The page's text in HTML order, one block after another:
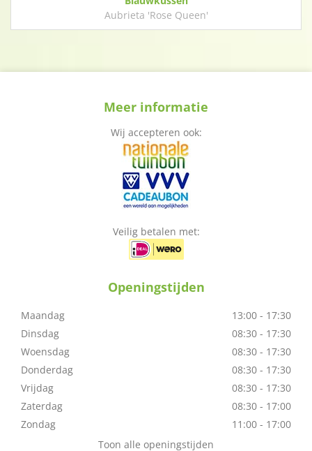
Aubrieta 'Rose Queen'
Meer informatie
Wij accepteren ook:
Veilig betalen met:
Openingstijden
Maandag
13:00 - 17:30
Dinsdag
08:30 - 17:30
Woensdag
08:30 - 17:30
Donderdag
08:30 - 17:30
Vrijdag
08:30 - 17:30
Zaterdag
08:30 - 17:00
Zondag
11:00 - 17:00
Toon alle openingstijden